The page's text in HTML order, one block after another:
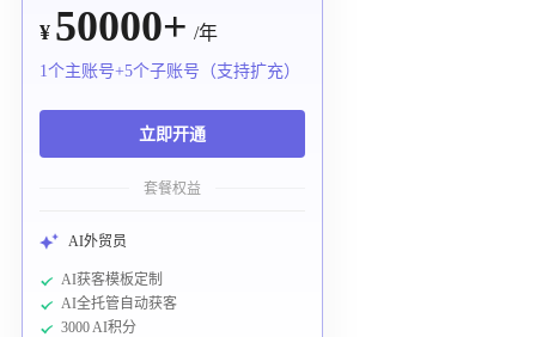
¥ 50000+ /年
1个主账号+5个子账号（支持扩充）
立即开通
套餐权益
AI外贸员
AI获客模板定制
AI全托管自动获客
3000 AI积分